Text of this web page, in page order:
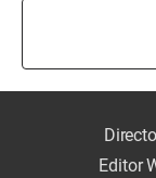
Editor